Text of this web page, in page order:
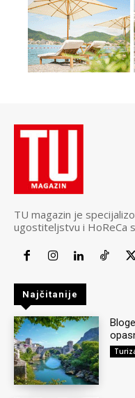
TU magazin je
ugostiteljstvu i HoReCa
Najčitanije